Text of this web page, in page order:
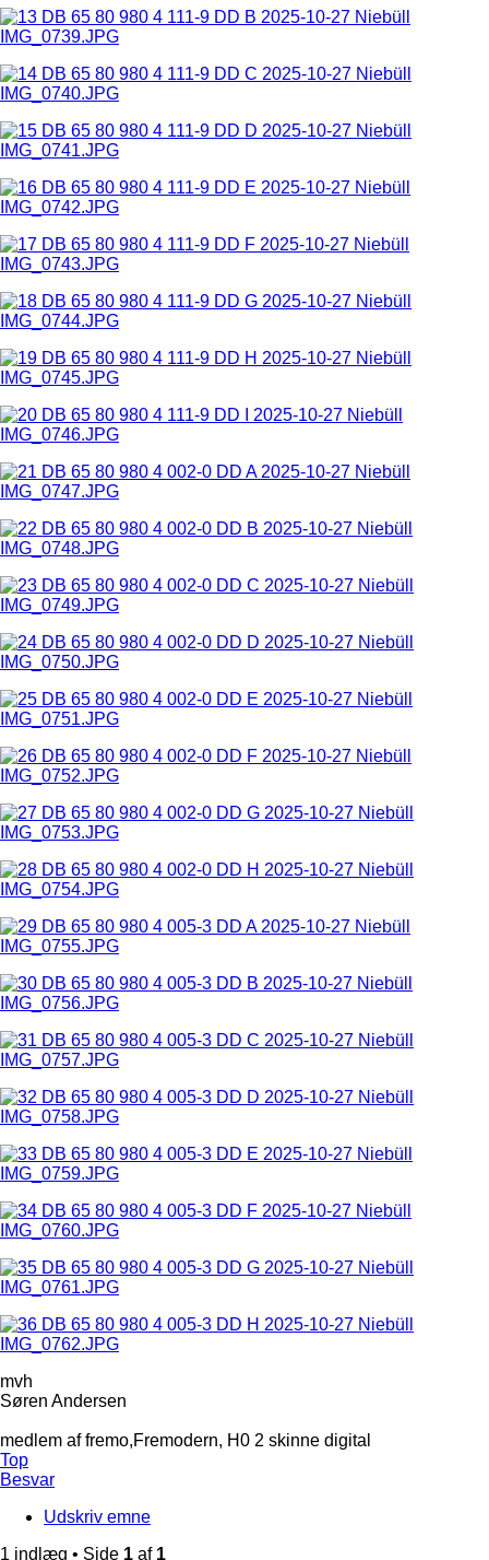
mvh
Søren Andersen
medlem af fremo,Fremodern, H0 2 skinne digital
Top
Besvar
Udskriv emne
1 indlæg • Side 1 af 1